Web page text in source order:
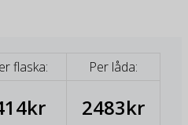
flaska: Per låda:
2483kr